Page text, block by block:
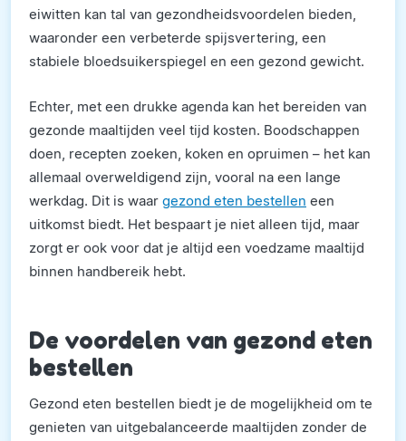
eiwitten kan tal van gezondheidsvoordelen bieden,
waaronder een verbeterde spijsvertering, een
stabiele bloedsuikerspiegel en een gezond gewicht.
Echter, met een drukke agenda kan het bereiden van
gezonde maaltijden veel tijd kosten. Boodschappen
doen, recepten zoeken, koken en opruimen – het kan
allemaal overweldigend zijn, vooral na een lange
werkdag. Dit is waar gezond eten bestellen een
uitkomst biedt. Het bespaart je niet alleen tijd, maar
zorgt er ook voor dat je altijd een voedzame maaltijd
binnen handbereik hebt.
De voordelen van gezond eten
bestellen
Gezond eten bestellen biedt je de mogelijkheid om te
genieten van uitgebalanceerde maaltijden zonder de